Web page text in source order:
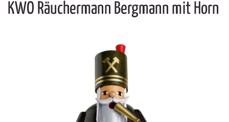
KWO Räuchermann Bergmann mit Horn